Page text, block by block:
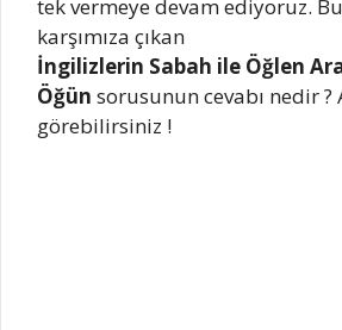
tek vermeye devam ediyoruz.
karşımıza çıkan
İngilizlerin Sabah ile Öğlen
Öğün sorusunun cevabı nedir ?
görebilirsiniz !